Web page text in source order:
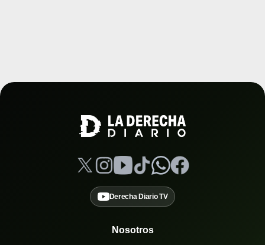
Derecha Diario TV
Nosotros